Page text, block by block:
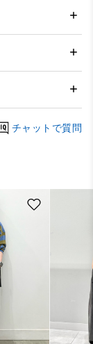
チャットで質問